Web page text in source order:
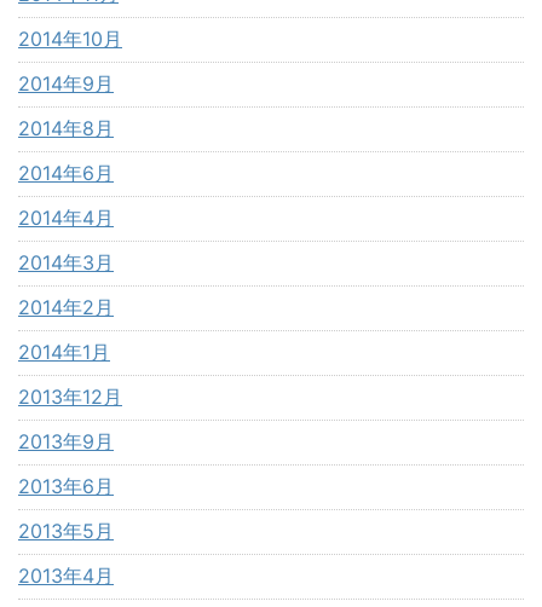
2014年10月
2014年9月
2014年8月
2014年6月
2014年4月
2014年3月
2014年2月
2014年1月
2013年12月
2013年9月
2013年6月
2013年5月
2013年4月